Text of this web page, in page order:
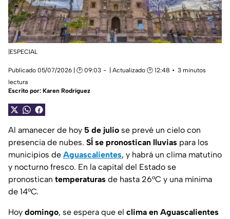
|ESPECIAL
Publicado 05/07/2026 | 🕑 09:03 | Actualizado 🕑 12:48
3 minutos
lectura
Escrito por: Karen Rodríguez
Al amanecer de hoy 5 de julio se prevé un cielo con
presencia de nubes. SÍ se pronostican lluvias para los
municipios de Aguascalientes, y habrá un clima matutino
y nocturno fresco. En la capital del Estado se
pronostican temperaturas de hasta 26°C y una mínima
de 14°C.
Hoy domingo, se espera que el clima en Aguascalientes